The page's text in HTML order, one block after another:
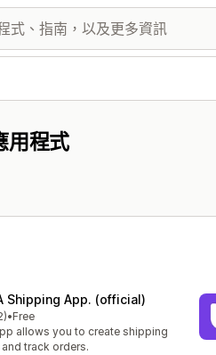
用程式
Shipping App. (official)
5 顆星
評價
•Free
allows you to create shipping
track orders.